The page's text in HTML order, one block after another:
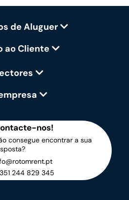
de Aluguer
ao Cliente
nos!
consegue encontrar a sua
244 829 345